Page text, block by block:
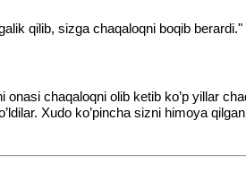
qilib, sizga chaqaloqni boqib berardi."
chaqaloqni olib ketib ko’p yillar
Xudo ko’pincha sizni himoya